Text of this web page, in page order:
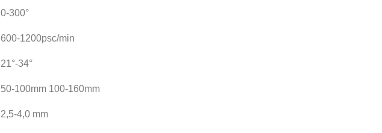
0-300°
600-1200psc/min
21°-34°
50-100mm 100-160mm
2,5-4,0 mm